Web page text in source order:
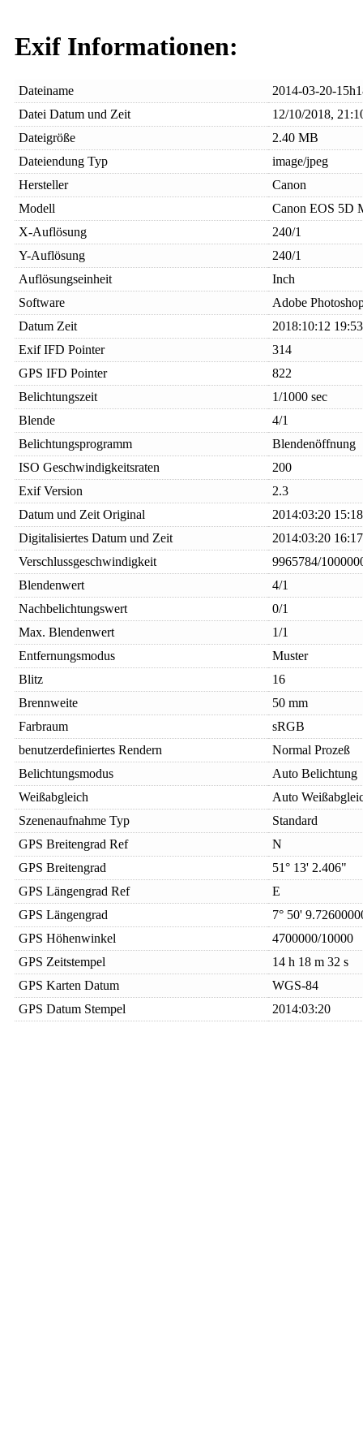
Exif Informationen:
Dateiname
2014-03-20-
Datei Datum und Zeit
12/10/2018,
Dateigröße
2.40 MB
Dateiendung Typ
image/jpeg
Hersteller
Canon
Modell
Canon EOS 5D
X-Auflösung
240/1
Y-Auflösung
240/1
Auflösungseinheit
Inch
Software
Adobe
Datum Zeit
2018:10:12
Exif IFD Pointer
314
GPS IFD Pointer
822
Belichtungszeit
1/1000 sec
Blende
4/1
Belichtungsprogramm
Blendenöffnung
ISO Geschwindigkeitsraten
200
Exif Version
2.3
Datum und Zeit Original
2014:03:20
Digitalisiertes Datum und Zeit
2014:03:20
Verschlussgeschwindigkeit
9965784/
Blendenwert
4/1
Nachbelichtungswert
0/1
Max. Blendenwert
1/1
Entfernungsmodus
Muster
Blitz
16
Brennweite
50 mm
Farbraum
sRGB
benutzerdefiniertes Rendern
Normal Prozeß
Belichtungsmodus
Auto Belichtung
Weißabgleich
Auto
Szenenaufnahme Typ
Standard
GPS Breitengrad Ref
N
GPS Breitengrad
51° 13' 2.406"
GPS Längengrad Ref
E
GPS Längengrad
7° 50'
GPS Höhenwinkel
4700000/10000
GPS Zeitstempel
14 h 18 m 32 s
GPS Karten Datum
WGS-84
GPS Datum Stempel
2014:03:20